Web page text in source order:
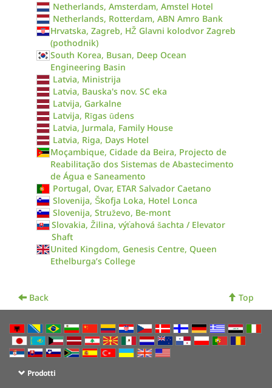
Netherlands, Amsterdam, Amstel Hotel
Netherlands, Rotterdam, ABN Amro Bank
Hrvatska, Zagreb, HŽ Glavni kolodvor Zagreb
(pothodnik)
South Korea, Busan, Deep Ocean
Engineering Basin
Latvia, Ministrija
Latvia, Bauska's nov. SC eka
Latvija, Garkalne
Latvija, Rīgas ūdens
Latvia, Jurmala, Family House
Latvia, Riga, Days Hotel
Moçambique, Cidade da Beira, Projecto de
Reabilitação dos Sistemas de Abastecimento
de Água e Saneamento
Portugal, Ovar, ETAR Salvador Caetano
Slovenija, Škofja Loka, Hotel Lonca
Slovenija, Struževo, Be-mont
Slovakia, Žilina, výťahová šachta / Elevator
Shaft
United Kingdom, Genesis Centre, Queen
Ethelburga’s College
Back Top
Prodotti